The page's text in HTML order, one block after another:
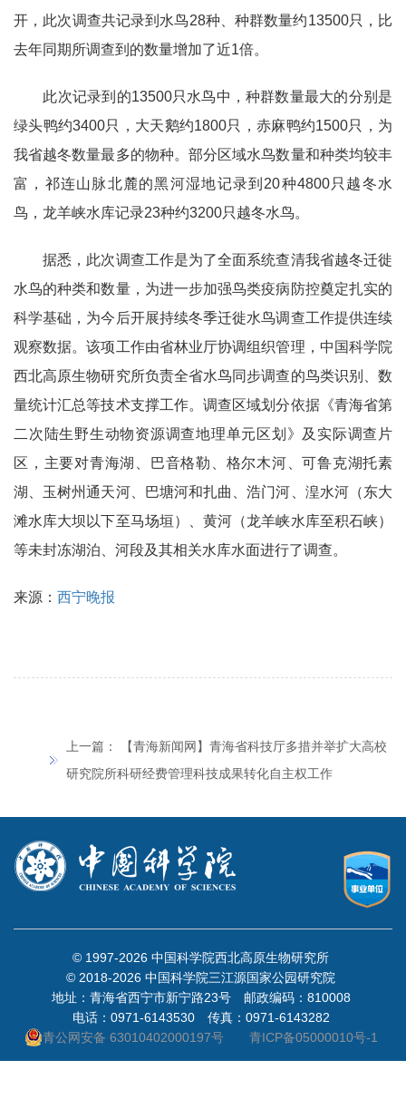
开，此次调查共记录到水鸟28种、种群数量约13500只，比
去年同期所调查到的数量增加了近1倍。
此次记录到的13500只水鸟中，种群数量最大的分别是
绿头鸭约3400只，大天鹅约1800只，赤麻鸭约1500只，为
我省越冬数量最多的物种。部分区域水鸟数量和种类均较丰
富，祁连山脉北麓的黑河湿地记录到20种4800只越冬水
鸟，龙羊峡水库记录23种约3200只越冬水鸟。
据悉，此次调查工作是为了全面系统查清我省越冬迁徙
水鸟的种类和数量，为进一步加强鸟类疫病防控奠定扎实的
科学基础，为今后开展持续冬季迁徙水鸟调查工作提供连续
观察数据。该项工作由省林业厅协调组织管理，中国科学院
西北高原生物研究所负责全省水鸟同步调查的鸟类识别、数
量统计汇总等技术支撑工作。调查区域划分依据《青海省第
二次陆生野生动物资源调查地理单元区划》及实际调查片
区，主要对青海湖、巴音格勒、格尔木河、可鲁克湖托素
湖、玉树州通天河、巴塘河和扎曲、浩门河、湟水河（东大
滩水库大坝以下至马场垣）、黄河（龙羊峡水库至积石峡）
等未封冻湖泊、河段及其相关水库水面进行了调查。
来源： 西宁晚报
上一篇：
【青海新闻网】青海省科技厅多措并举扩大高校
研究院所科研经费管理科技成果转化自主权工作
© 1997-2026 中国科学院西北高原生物研究所
© 2018-2026 中国科学院三江源国家公园研究院
地址：青海省西宁市新宁路23号 邮政编码：810008
电话：0971-6143530 传真：0971-6143282
青公网安备 63010402000197号
青ICP备05000010号-1